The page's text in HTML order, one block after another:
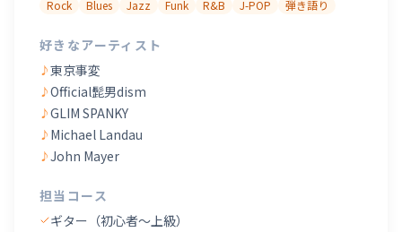
Rock Blues Jazz Funk R&B J-POP 弾き語り
好きなアーティスト
♪東京事変
♪Official髭男dism
♪GLIM SPANKY
♪ Michael Landau
♪John Mayer
担当コース
ギター（初心者〜上級）